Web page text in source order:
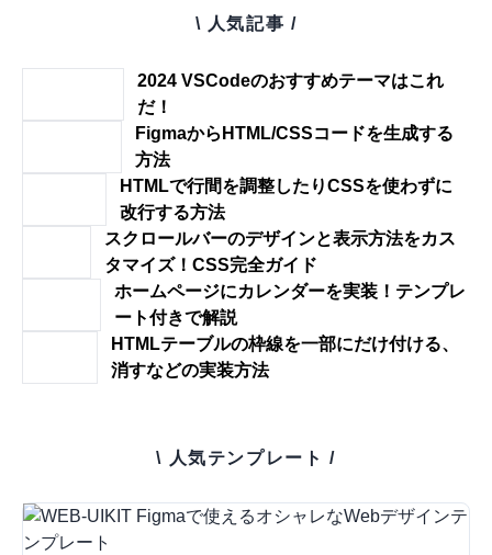
\ 人気記事 /
2024 VSCodeのおすすめテーマはこれ
だ！
FigmaからHTML/CSSコードを生成する
方法
HTMLで行間を調整したりCSSを使わずに
改行する方法
スクロールバーのデザインと表示方法をカス
タマイズ！CSS完全ガイド
ホームページにカレンダーを実装！テンプレ
ート付きで解説
HTMLテーブルの枠線を一部にだけ付ける、
消すなどの実装方法
\ 人気テンプレート /